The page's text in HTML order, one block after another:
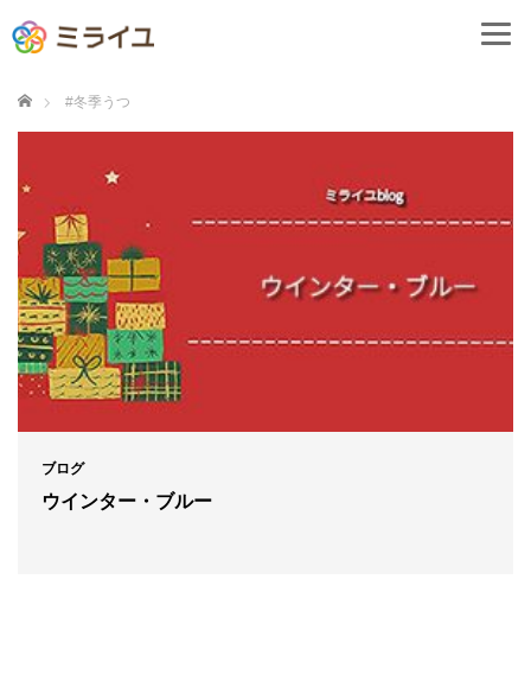
ホーム #冬季うつ
ブログ
ウインター・ブルー